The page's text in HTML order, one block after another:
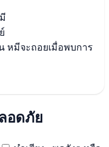
หมีจะถอยเมื่อพบการ
อดภัย